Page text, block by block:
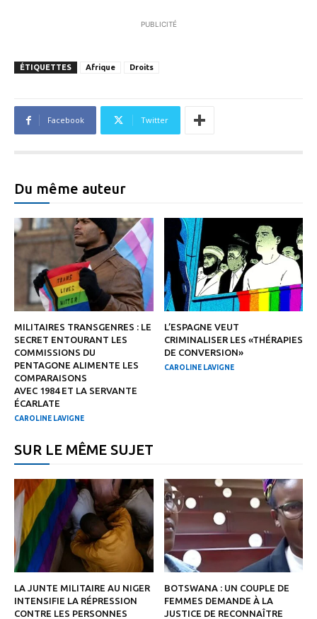
PUBLICITÉ
ÉTIQUETTES Afrique Droits
Facebook Twitter
Du même auteur
MILITAIRES TRANSGENRES : LE
SECRET ENTOURANT LES
COMMISSIONS DU
PENTAGONE ALIMENTE LES
COMPARAISONS
AVEC 1984 ET LA SERVANTE
ÉCARLATE
CAROLINE LAVIGNE
L’ESPAGNE VEUT
CRIMINALISER LES «THÉRAPIES
DE CONVERSION»
CAROLINE LAVIGNE
SUR LE MÊME SUJET
LA JUNTE MILITAIRE AU NIGER
INTENSIFIE LA RÉPRESSION
CONTRE LES PERSONNES
BOTSWANA : UN COUPLE DE
FEMMES DEMANDE À LA
JUSTICE DE RECONNAÎTRE